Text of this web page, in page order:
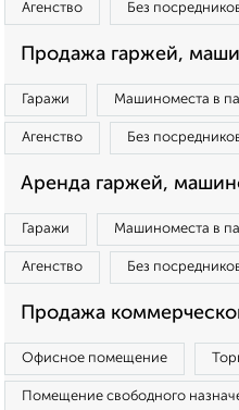
Агенство Без
Продажа гаржей,
Гаражи Машиноместа в
Агенство Без
Аренда гаржей,
Гаражи Машиноместа в
Агенство Без
Продажа
Офисное помещение
Помещение свободного